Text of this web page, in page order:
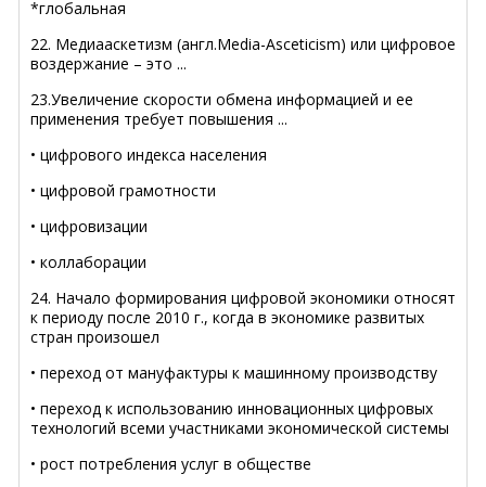
*глобальная
22. Медиааскетизм (англ.Media-Asceticism) или цифровое
воздержание – это ...
23.Увеличение скорости обмена информацией и ее
применения требует повышения ...
• цифрового индекса населения
• цифровой грамотности
• цифровизации
• коллаборации
24. Начало формирования цифровой экономики относят
к периоду после 2010 г., когда в экономике развитых
стран произошел
• переход от мануфактуры к машинному производству
• переход к использованию инновационных цифровых
технологий всеми участниками экономической системы
• рост потребления услуг в обществе